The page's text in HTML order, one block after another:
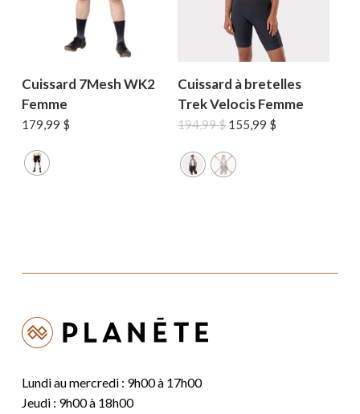
Cuissard 7Mesh WK2
Femme
179,99 $
Cuissard à bretelles
Trek Velocis Femme
194,99$ Le
initial
était :
194,99 $.
155,99 $
Lundi au mercredi : 9h00 à 17h00
Jeudi : 9h00 à 18h00